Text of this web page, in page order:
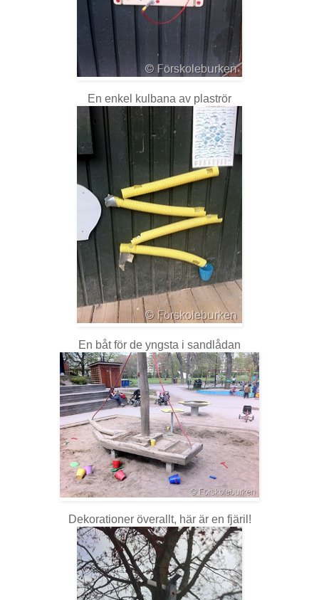
En enkel kulbana av plaströr
En båt för de yngsta i sandlådan
Dekorationer överallt, här är en fjäril!